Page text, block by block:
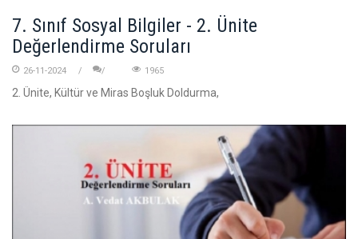
7. Sınıf Sosyal Bilgiler - 2. Ünite
Değerlendirme Soruları
26-11-2024 1965
2. Ünite, Kültür ve Miras Boşluk Doldurma,